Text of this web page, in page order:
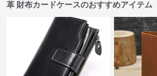
革 財布カードケースのおすすめアイテム